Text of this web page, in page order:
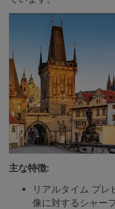
主な特徴:
リアルタイム プ
像に対するシャー